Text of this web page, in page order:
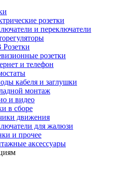
розетки
и переключатели
Розетки
розетки
и телефон
кабеля и заглушки
монтаж
и видео
в сборе
движения
для жалюзи
и прочее
аксессуары